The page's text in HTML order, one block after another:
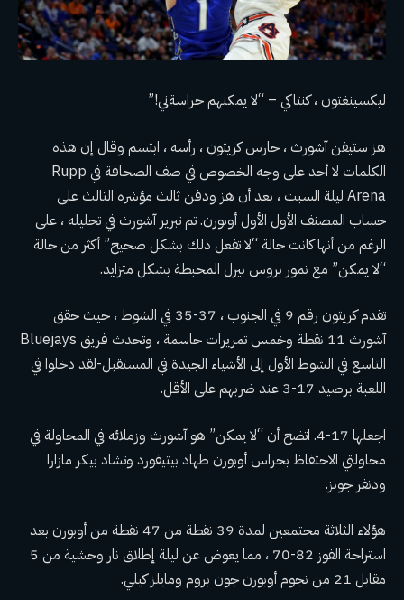
ليكسينغتون ، كنتاكي – “لا يمكنهم حراسةني!”
هز ستيفن آشورث ، حارس كريتون ، رأسه ، ابتسم وقال إن هذه
الكلمات لا أحد على وجه الخصوص في صف الصحافة في Rupp
Arena ليلة السبت ، بعد أن هز ودفن ثالث مؤشره الثالث على
حساب المصنف الأول الأول أوبورن. تم تبرير آشورث في تحليله ، على
الرغم من أنها كانت حالة “لا تفعل ذلك بشكل صحيح” أكثر من حالة
“لا يمكن” مع نمور بروس بيرل المحبطة بشكل متزايد.
تقدم كريتون رقم 9 في الجنوب ، 37-35 في الشوط ، حيث حقق
آشورث 11 نقطة وخمس تمريرات حاسمة ، وتحدث فريق Bluejays
التاسع في الشوط الأول إلى الأشياء الجيدة في المستقبل-لقد دخلوا في
اللعبة برصيد 17-3 عند ضربهم على الأقل.
اجعلها 17-4. اتضح أن “لا يمكن” هو آشورث وزملائه في المحاولة في
محاولتي الاحتفاظ بحراس أوبورن طهاد بيتيفورد وتشاد بيكر مازارا
ودنفر جونز.
هؤلاء الثلاثة مجتمعين لمدة 39 نقطة من 47 نقطة من أوبورن بعد
استراحة الفوز 82-70 ، مما يعوض عن ليلة إطلاق نار وحشية من 5
مقابل 21 من نجوم أوبورن جون بروم ومايلز كيلي.